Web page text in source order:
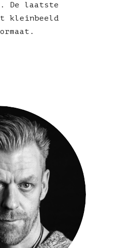
De laatste
kleinbeeld